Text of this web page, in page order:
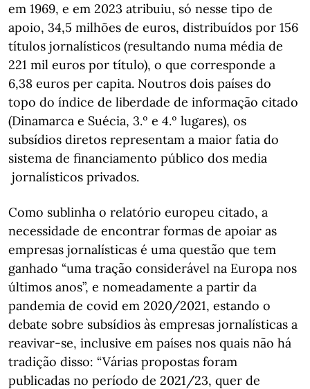
em 1969, e em 2023 atribuiu, só nesse tipo de
apoio, 34,5 milhões de euros, distribuídos por 156
títulos jornalísticos (resultando numa média de
221 mil euros por título), o que corresponde a
6,38 euros per capita. Noutros dois países do
topo do índice de liberdade de informação citado
(Dinamarca e Suécia, 3.º e 4.º lugares), os
subsídios diretos representam a maior fatia do
sistema de financiamento público dos media
jornalísticos privados.
Como sublinha o relatório europeu citado, a
necessidade de encontrar formas de apoiar as
empresas jornalísticas é uma questão que tem
ganhado “uma tração considerável na Europa nos
últimos anos”, e nomeadamente a partir da
pandemia de covid em 2020/2021, estando o
debate sobre subsídios às empresas jornalísticas a
reavivar-se, inclusive em países nos quais não há
tradição disso: “Várias propostas foram
publicadas no período de 2021/23, quer de